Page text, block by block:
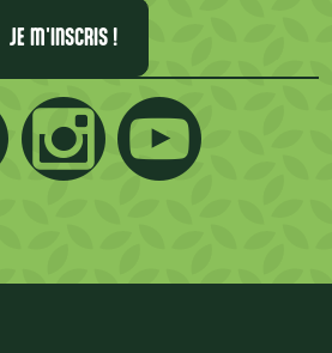
JE M'INSCRIS !